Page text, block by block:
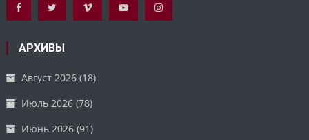
АРХИВЫ
Август 2026 (18)
Июль 2026 (78)
Июнь 2026 (91)